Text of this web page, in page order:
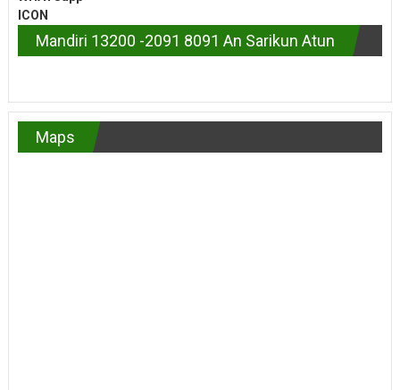
Mandiri 13200 -2091 8091 An Sarikun Atun
Maps